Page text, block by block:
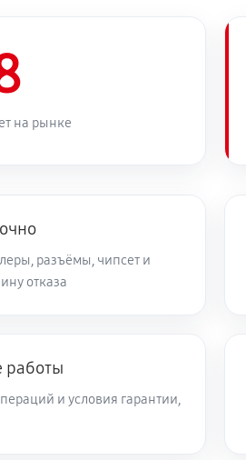
на рынке
разъёмы, чипсет и
отказа
работы
и условия гарантии,